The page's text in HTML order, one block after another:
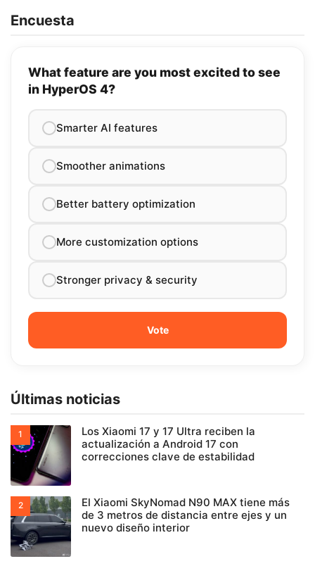
Encuesta
What feature are you most excited to see
in HyperOS 4?
Smarter AI features
Smoother animations
Better battery optimization
More customization options
Stronger privacy & security
Últimas noticias
Los Xiaomi 17 y 17 Ultra reciben la
actualización a Android 17 con
correcciones clave de estabilidad
El Xiaomi SkyNomad N90 MAX tiene más
de 3 metros de distancia entre ejes y un
nuevo diseño interior